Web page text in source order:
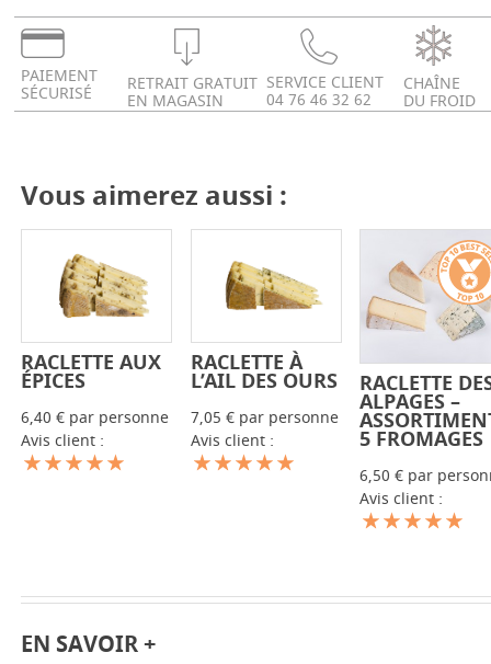
PAIEMENT
SÉCURISÉ RETRAIT GRATUIT
EN MAGASIN
SERVICE CLIENT
04 76 46 32 62
CHAÎNE
DU FROID
Vous aimerez aussi :
- +
RACLETTE AUX
ÉPICES
6,40 € par personne
Avis client :
- +
RACLETTE À
L’AIL DES OURS
7,05 € par personne
Avis client :
- +
RACLETTE
ALPAGES –
5 FROMAGES
6,50 € par
Avis client :
EN SAVOIR +